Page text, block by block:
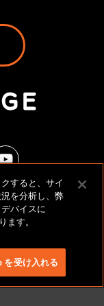
、LLC. All
すると、サイ
を分析し、弊
バイスに
ます。
受け入れる